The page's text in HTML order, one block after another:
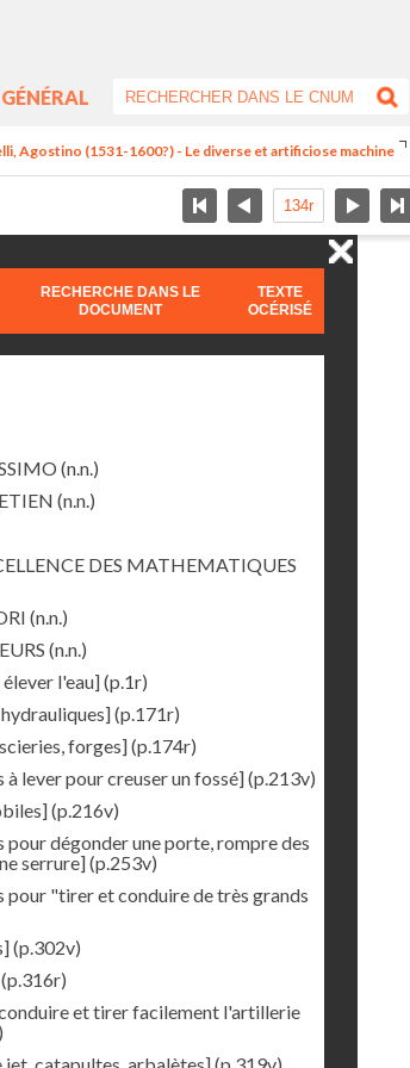
Agostino (1531-1600?) - Le diverse et artificiose machine
RECHERCHE DANS LE
DOCUMENT
TEXTE
OCÉRISÉ
(n.n.)
(n.n.)
DES MATHEMATIQUES
(n.n.)
(n.n.)
l'eau](p.1r)
(p.171r)
forges](p.174r)
lever pour creuser un fossé](p.213v)
(p.216v)
dégonder une porte, rompre des
serrure](p.253v)
pour "tirer et conduire de très grands
(p.302v)
(p.316r)
et tirer facilement l'artillerie